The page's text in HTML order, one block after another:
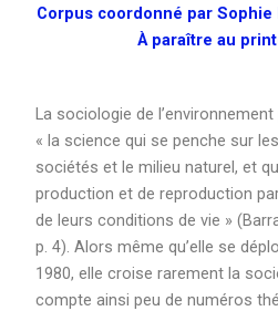
Corpus coordonné par
À paraître au
La sociologie de
« la science qui se penche sur
sociétés et le milieu naturel, et
production et de reproduction
de leurs conditions de vie »
p. 4). Alors même qu’elle se
1980, elle croise rarement la
compte ainsi peu de numéros